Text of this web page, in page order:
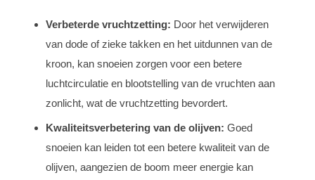
Verbeterde vruchtzetting: Door het verwijderen
van dode of zieke takken en het uitdunnen van de
kroon, kan snoeien zorgen voor een betere
luchtcirculatie en blootstelling van de vruchten aan
zonlicht, wat de vruchtzetting bevordert.
Kwaliteitsverbetering van de olijven: Goed
snoeien kan leiden tot een betere kwaliteit van de
olijven, aangezien de boom meer energie kan